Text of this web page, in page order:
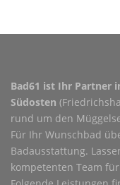
Bad61 ist Ihr Partner
Südosten
rund um den
Für Ihr Wunschbad
Badausstattung.
kompetenten Team